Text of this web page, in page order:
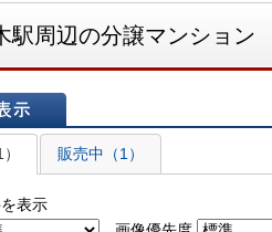
駅周辺の分譲マンション
販売中（1）
表示